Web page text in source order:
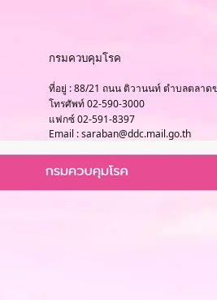
กรมควบคุมโรค
ที่อยู่ : 88/21 ถนน ติวานนท์ ตำบลตลาด
โทรศัพท์ 02-590-3000
แฟกซ์ 02-591-8397
Email : saraban@ddc.mail.go.th